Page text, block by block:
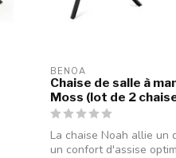
BENOA
Chaise de salle à
Moss (lot de 2
La chaise Noah allie un
un confort d'assise